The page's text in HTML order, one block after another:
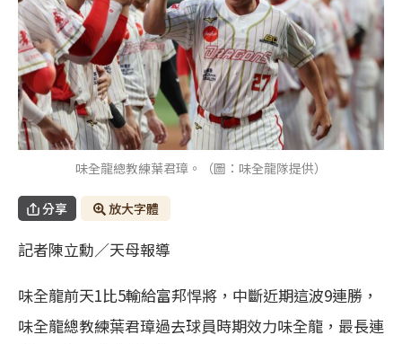
味全龍總教練葉君璋。（圖：味全龍隊提供）
分享 放大字體
記者陳立勳／天母報導
味全龍前天1比5輸給富邦悍將，中斷近期這波9連勝，
味全龍總教練葉君璋過去球員時期效力味全龍，最長連